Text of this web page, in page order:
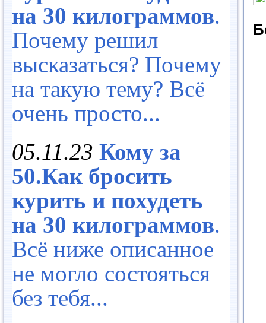
на 30 килограммов.
Почему решил
высказаться? Почему
на такую тему? Всё
очень просто...
05.11.23 Кому за
50.Как бросить
курить и похудеть
на 30 килограммов.
Всё ниже описанное
не могло состояться
без тебя...